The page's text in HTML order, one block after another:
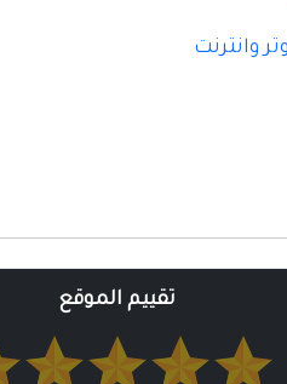
وانترنت
تقييم الموقع